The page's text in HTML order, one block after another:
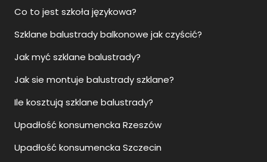
Co to jest szkoła językowa?
Szklane balustrady balkonowe jak czyścić?
Jak myć szklane balustrady?
Jak sie montuje balustrady szklane?
Ile kosztują szklane balustrady?
Upadłość konsumencka Rzeszów
Upadłość konsumencka Szczecin